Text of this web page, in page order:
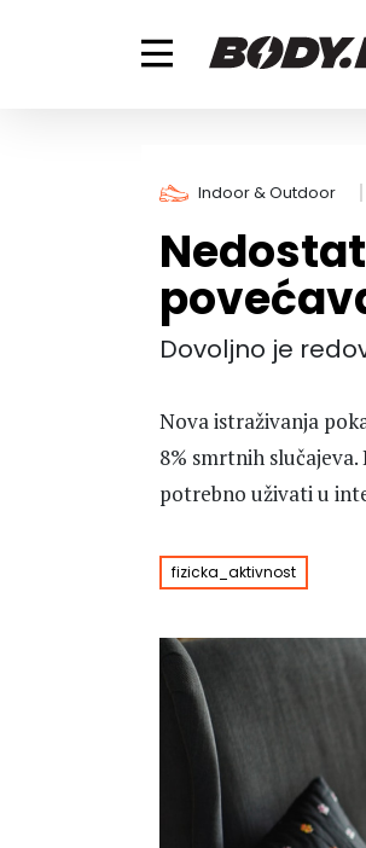
Indoor & Outdoor
Dovoljno je
Nova istraživanja
8% smrtnih
potrebno uživati u
fizicka_aktivnost